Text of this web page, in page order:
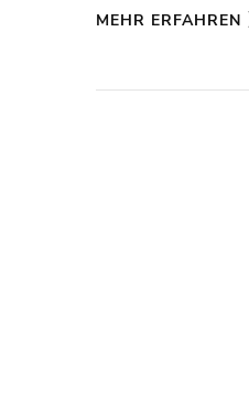
MEHR ERFAHREN